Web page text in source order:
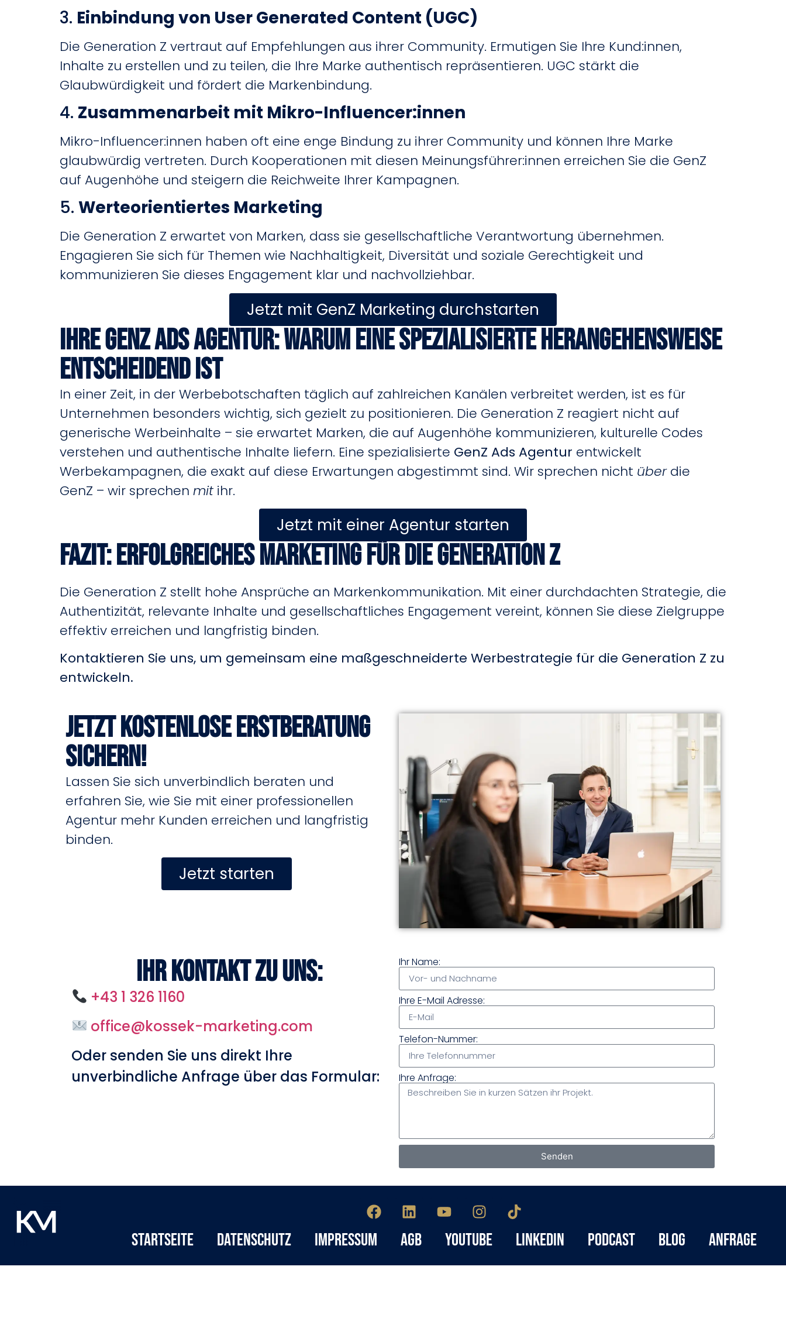
3. Einbindung von User Generated Content (UGC)
Die Generation Z vertraut auf Empfehlungen aus ihrer Community. Ermutigen Sie Ihre Kund:innen,
Inhalte zu erstellen und zu teilen, die Ihre Marke authentisch repräsentieren. UGC stärkt die
Glaubwürdigkeit und fördert die Markenbindung.
4. Zusammenarbeit mit Mikro-Influencer:innen
Mikro-Influencer:innen haben oft eine enge Bindung zu ihrer Community und können Ihre Marke
glaubwürdig vertreten. Durch Kooperationen mit diesen Meinungsführer:innen erreichen Sie die GenZ
auf Augenhöhe und steigern die Reichweite Ihrer Kampagnen.
5. Werteorientiertes Marketing
Die Generation Z erwartet von Marken, dass sie gesellschaftliche Verantwortung übernehmen.
Engagieren Sie sich für Themen wie Nachhaltigkeit, Diversität und soziale Gerechtigkeit und
kommunizieren Sie dieses Engagement klar und nachvollziehbar.
Jetzt mit GenZ Marketing durchstarten
Ihre GenZ Ads Agentur: Warum eine spezialisierte Herangehensweise
entscheidend ist
In einer Zeit, in der Werbebotschaften täglich auf zahlreichen Kanälen verbreitet werden, ist es für
Unternehmen besonders wichtig, sich gezielt zu positionieren. Die Generation Z reagiert nicht auf
generische Werbeinhalte – sie erwartet Marken, die auf Augenhöhe kommunizieren, kulturelle Codes
verstehen und authentische Inhalte liefern. Eine spezialisierte GenZ Ads Agentur entwickelt
Werbekampagnen, die exakt auf diese Erwartungen abgestimmt sind. Wir sprechen nicht überdie
GenZ – wir sprechen mit ihr.
Jetzt mit einer Agentur starten
Fazit: Erfolgreiches Marketing für die Generation Z
Die Generation Z stellt hohe Ansprüche an Markenkommunikation. Mit einer durchdachten Strategie, die
Authentizität, relevante Inhalte und gesellschaftliches Engagement vereint, können Sie diese Zielgruppe
effektiv erreichen und langfristig binden.
Kontaktieren Sie uns, um gemeinsam eine maßgeschneiderte Werbestrategie für die Generation Z zu
entwickeln.
Jetzt kostenlose Erstberatung
sichern!
Lassen Sie sich unverbindlich beraten und
erfahren Sie, wie Sie mit einer professionellen
Agentur mehr Kunden erreichen und langfristig
binden.
Jetzt starten
Ihr Kontakt zu uns:
+43 1 326 1160
office@kossek-marketing.com
Oder senden Sie uns direkt Ihre
unverbindliche Anfrage über das Formular:
Ihr Name:
Ihre E-Mail Adresse:
Telefon-Nummer:
Ihre Anfrage:
Senden
Startseite Datenschutz Impressum AGB YouTube LinkedIn Podcast Blog Anfrage